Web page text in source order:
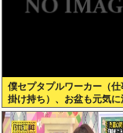
僕セプタプルワーカー（仕
掛け持ち）、お盆も元気に
イト！